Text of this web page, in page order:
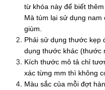
từ khóa này để biết thêm
Mà túm lại sử dụng
giùm.
Phải sử dụng thước kẹp
dụng thước khác (thước
Kích thước mô tả chỉ
xác từng mm thì không
Màu sắc của mỗi đợt